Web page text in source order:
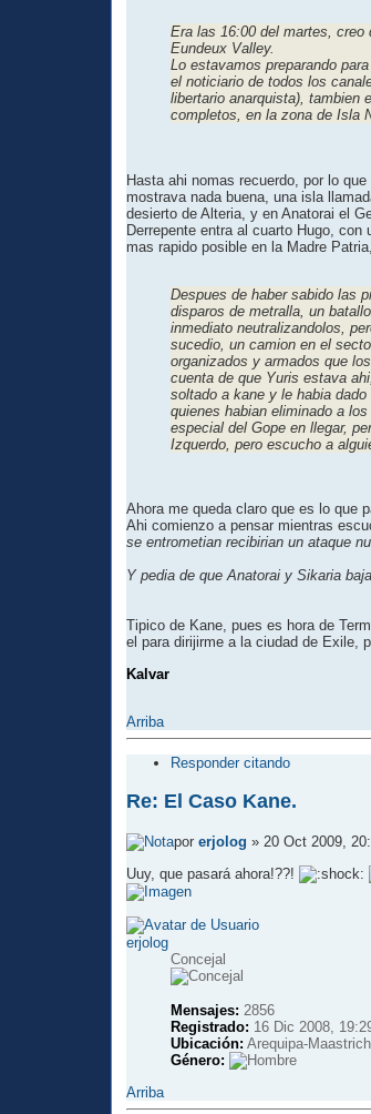
Era las 16:00 del martes, creo
Eundeux Valley.
Lo estavamos preparando
el noticiario de todos los
libertario anarquista), tambien
completos, en la zona de Isla
Hasta ahi nomas recuerdo, por lo
mostrava nada buena, una isla
desierto de Alteria, y en Anatorai el
Derrepente entra al cuarto Hugo,
mas rapido posible en la Madre
Despues de haber sabido las
disparos de metralla, un
inmediato neutralizandolos,
sucedio, un camion en el
organizados y armados que
cuenta de que Yuris estava
soltado a kane y le habia
quienes habian eliminado a
especial del Gope en llegar,
Izquerdo, pero escucho a
Ahora me queda claro que es lo que
Ahi comienzo a pensar mientras
se entrometian recibirian un ataque
Y pedia de que Anatorai y Sikaria
Tipico de Kane, pues es hora de
el para dirijirme a la ciudad de Exile,
Kalvar
Arriba
Responder citando
Re: El Caso Kane.
porerjolog » 20 Oct 2009,
Uuy, que pasará ahora!??!
erjolog
Concejal
Mensajes: 2856
Registrado: 16 Dic 2008,
Ubicación: Arequipa-
Género:
Arriba